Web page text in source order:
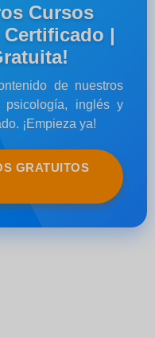
Cursos
|
de nuestros
psicología, inglés y
¡Empieza ya!
GRATUITOS